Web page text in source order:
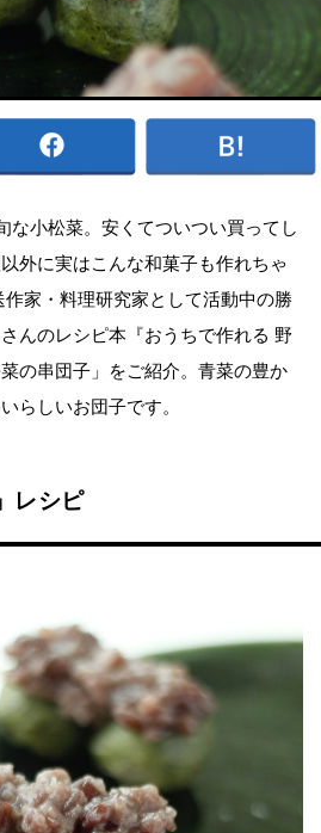
な小松菜。安くてついつい買ってし
外に実はこんな和菓子も作れちゃ
家・料理研究家として活動中の勝
んのレシピ本『おうちで作れる 野
の串団子」をご紹介。青菜の豊か
らしいお団子です。
レシピ